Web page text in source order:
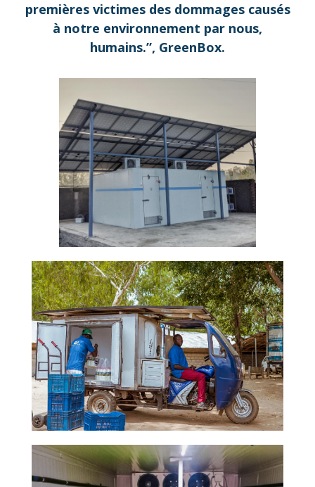
premières victimes des dommages causés
à notre environnement par nous,
humains.”, GreenBox.